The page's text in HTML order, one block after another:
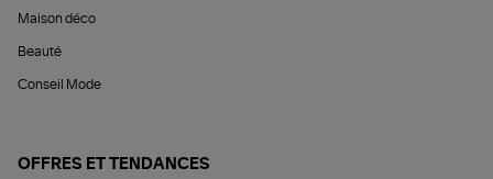
Maison déco
Beauté
Conseil Mode
OFFRES ET TENDANCES